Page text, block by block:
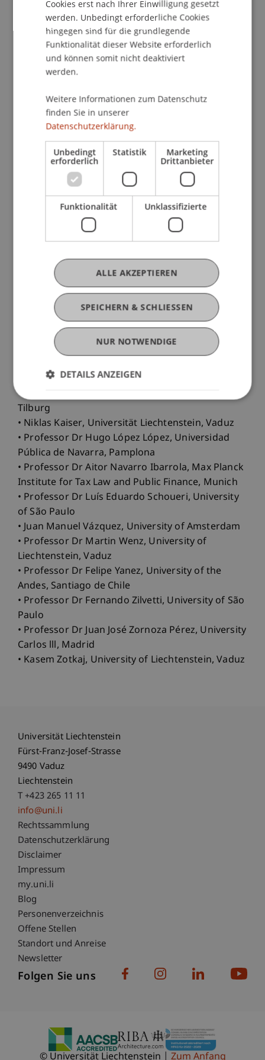
Application of DTC and attribution of income
and assets to foreign entities: Corporations,
trusts, foundations, funds
o Chair and Introduction: Juan Jose´ Zornoza
López, Ignacio Fraschini, Mauricio Marín Elizalde,
Martin Wenz, Felipe Yanez, Fernando Zilvetti, Juan
Jose´ Zornoza Perez
Analysis of the EU-Unshell-Directive and the
EU-SAFE-Directive
Referentinnen und Referenten:
• Professor Dr Andrés Báez Moreno, University
• Professor Dr Yariv Brauner, University of Florida,
Gainesville
• Professor Dr José Manuel Castro Arango,
Universidad Externado de Colombia
• Professor Dr Mauricio Marín Elizalde,
Universidad Externado de Colombia, Bogotá
• Professor Dr Ignacio Fraschini, University of
Tax-Tech, Montevideo/Miami/Madrid
• María Paula Baptiste Gonzalez, University of
Tilburg
• Niklas Kaiser, Universität Liechtenstein, Vaduz
• Professor Dr Hugo López López, Universidad
Pública de Navarra, Pamplona
• Professor Dr Aitor Navarro Ibarrola, Max Planck
Institute for Tax Law and Public Finance, Munich
• Professor Dr Luís Eduardo Schoueri, University
of São Paulo
• Juan Manuel Vázquez, University of Amsterdam
• Professor Dr Martin Wenz, University of
Liechtenstein, Vaduz
• Professor Dr Felipe Yanez, University of the
Andes, Santiago de Chile
• Professor Dr Fernando Zilvetti, University of São
Paulo
• Professor Dr Juan José Zornoza Pérez, University
Carlos lll, Madrid
• Kasem Zotkaj, University of Liechtenstein, Vaduz
Universität Liechtenstein
Fürst-Franz-Josef-Strasse
9490 Vaduz
Liechtenstein
T +423 265 11 11
info@uni.li
Fußzeile Rechtliche Hinweise
Rechtssammlung
Datenschutzerklärung
Disclaimer
Impressum
Fußzeile Subdomain-Verzeichnis
my.uni.li
Blog
Personenverzeichnis
Offene Stellen
Standort und Anreise
Newsletter
Folgen Sie uns
© Universität Liechtenstein Zum Anfang
Cookies erst nach Ihrer Einwilligung gesetzt
werden. Unbedingt erforderliche Cookies
hingegen sind für die grundlegende
Funktionalität dieser Website erforderlich
und können somit nicht deaktiviert
werden.
Weitere Informationen zum Datenschutz
finden Sie in unserer
Datenschutzerklärung.
Unbedingt
erforderlich
Statistik Marketing
Drittanbieter
Funktionalität Unklassifizierte
SPEICHERN & SCHLIESSEN
ALLE AKZEPTIEREN
NUR NOTWENDIGE
DETAILS ANZEIGEN